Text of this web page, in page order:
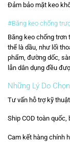
Đảm bảo mặt keo
#Băng keo chống
Băng keo chống
thể là dầu, như lối
phẩm, đường dốc,
lẫn dân dụng đều
Những Lý Do
Tư vấn hỗ trợ kỹ
Ship COD toàn quốc,
Cam kết hàng chính